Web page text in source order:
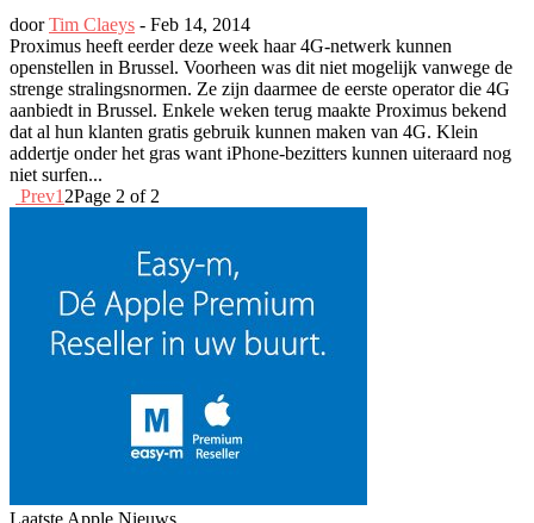
doorTim Claeys - Feb 14, 2014
Proximus heeft eerder deze week haar 4G-netwerk kunnen
openstellen in Brussel. Voorheen was dit niet mogelijk vanwege de
strenge stralingsnormen. Ze zijn daarmee de eerste operator die 4G
aanbiedt in Brussel. Enkele weken terug maakte Proximus bekend
dat al hun klanten gratis gebruik kunnen maken van 4G. Klein
addertje onder het gras want iPhone-bezitters kunnen uiteraard nog
niet surfen...
Prev1 2Page 2 of 2